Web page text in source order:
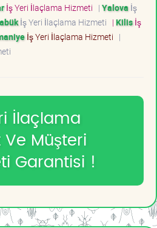
İş Yeri İlaçlama Hizmeti | Yalova İş
İş Yeri İlaçlama Hizmeti | Kilisİş
İş Yeri İlaçlama Hizmeti |
İlaçlama
Ve Müşteri
Garantisi !